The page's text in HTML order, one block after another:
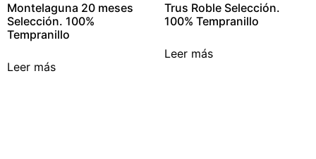
Montelaguna 20 meses
Selección. 100%
Tempranillo
Leer más
Trus Roble Selección.
100% Tempranillo
Leer más